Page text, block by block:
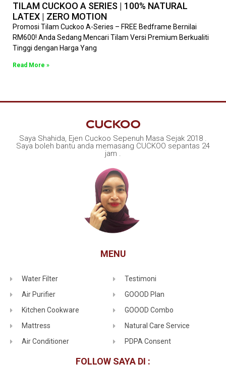
TILAM CUCKOO A SERIES | 100% NATURAL
LATEX | ZERO MOTION
Promosi Tilam Cuckoo A-Series – FREE Bedframe Bernilai
RM600! Anda Sedang Mencari Tilam Versi Premium Berkualiti
Tinggi dengan Harga Yang
Read More »
Saya Shahida, Ejen Cuckoo Sepenuh Masa Sejak 2018 .
Saya boleh bantu anda memasang CUCKOO sepantas 24
jam .
MENU
Water Filter
Air Purifier
Kitchen Cookware
Mattress
Air Conditioner
Testimoni
GOOOD Plan
GOOOD Combo
Natural Care Service
PDPA Consent
FOLLOW SAYA DI :